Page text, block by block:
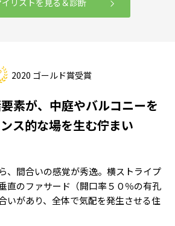
イリストを見る＆診断
2020 ゴールド賞受賞
素が、中庭やバルコニーを
ス的な場を生む佇まい
、間合いの感覚が秀逸。横ストライプ
直のファサード（開口率５０％の有孔
いがあり、全体で気配を発生させる住